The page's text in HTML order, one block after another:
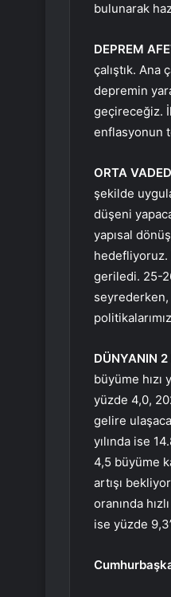
bulunarak
DEPREM
çalıştık. Ana
depremin
geçireceğiz.
enflasyonun
ORTA
şekilde
düşeni
yapısal
hedefliyoruz.
geriledi. 25-
seyrederken,
DÜNYANIN 2
büyüme
yüzde 4,0,
gelire
yılında ise
4,5 büyüme
artışı
oranında
ise yüzde